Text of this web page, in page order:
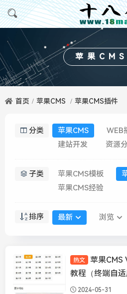
苹果CMS
首页 苹果CMS 苹果CMS插件
分类 苹果CMS WEB
建站开发
资源
子类 苹果CMS模板
苹果CMS经验
排序 最新 浏览
苹果CMS插件
热文
苹果CMS
教程（终端自
模板）
2024-05-31